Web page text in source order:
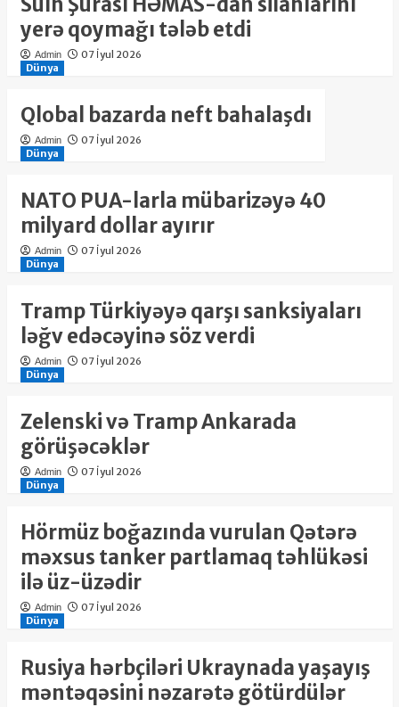
yerə qoymağı tələb etdi
Admin
07 İyul 2026
Dünya
Qlobal bazarda neft bahalaşdı
Admin
07 İyul 2026
Dünya
NATO PUA-larla mübarizəyə 40
milyard dollar ayırır
Admin
07 İyul 2026
Dünya
Tramp Türkiyəyə qarşı sanksiyaları
ləğv edəcəyinə söz verdi
Admin
07 İyul 2026
Dünya
Zelenski və Tramp Ankarada
görüşəcəklər
Admin
07 İyul 2026
Dünya
Hörmüz boğazında vurulan Qətərə
məxsus tanker partlamaq təhlükəsi
ilə üz-üzədir
Admin
07 İyul 2026
Dünya
Rusiya hərbçiləri Ukraynada yaşayış
məntəqəsini nəzarətə götürdülər